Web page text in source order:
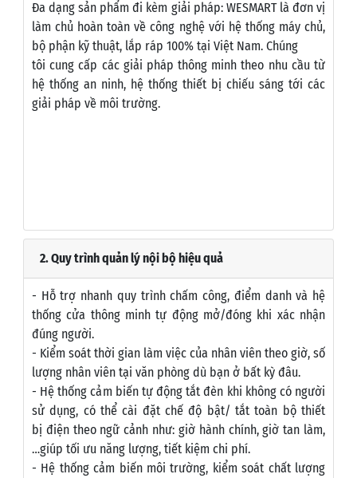
Đa dạng sản phẩm đi kèm giải pháp: WESMART là đơn vị
làm chủ hoàn toàn về công nghệ với hệ thống máy chủ,
bộ phận kỹ thuật, lắp ráp 100% tại Việt Nam. Chúng
tôi cung cấp các giải pháp thông minh theo nhu cầu từ
hệ thống an ninh, hệ thống thiết bị chiếu sáng tới các
2. Quy trình quản lý nội bộ hiệu quả
- Hỗ trợ nhanh quy trình chấm công, điểm danh và hệ
thống cửa thông minh tự động mở/đóng khi xác nhận
đúng người.
- Kiểm soát thời gian làm việc của nhân viên theo giờ, số
lượng nhân viên tại văn phòng dù bạn ở bất kỳ đâu.
- Hệ thống cảm biến tự động tắt đèn khi không có người
sử dụng, có thể cài đặt chế độ bật/ tắt toàn bộ thiết
bị điện theo ngữ cảnh như: giờ hành chính, giờ tan làm,
…giúp tối ưu năng lượng, tiết kiệm chi phí.